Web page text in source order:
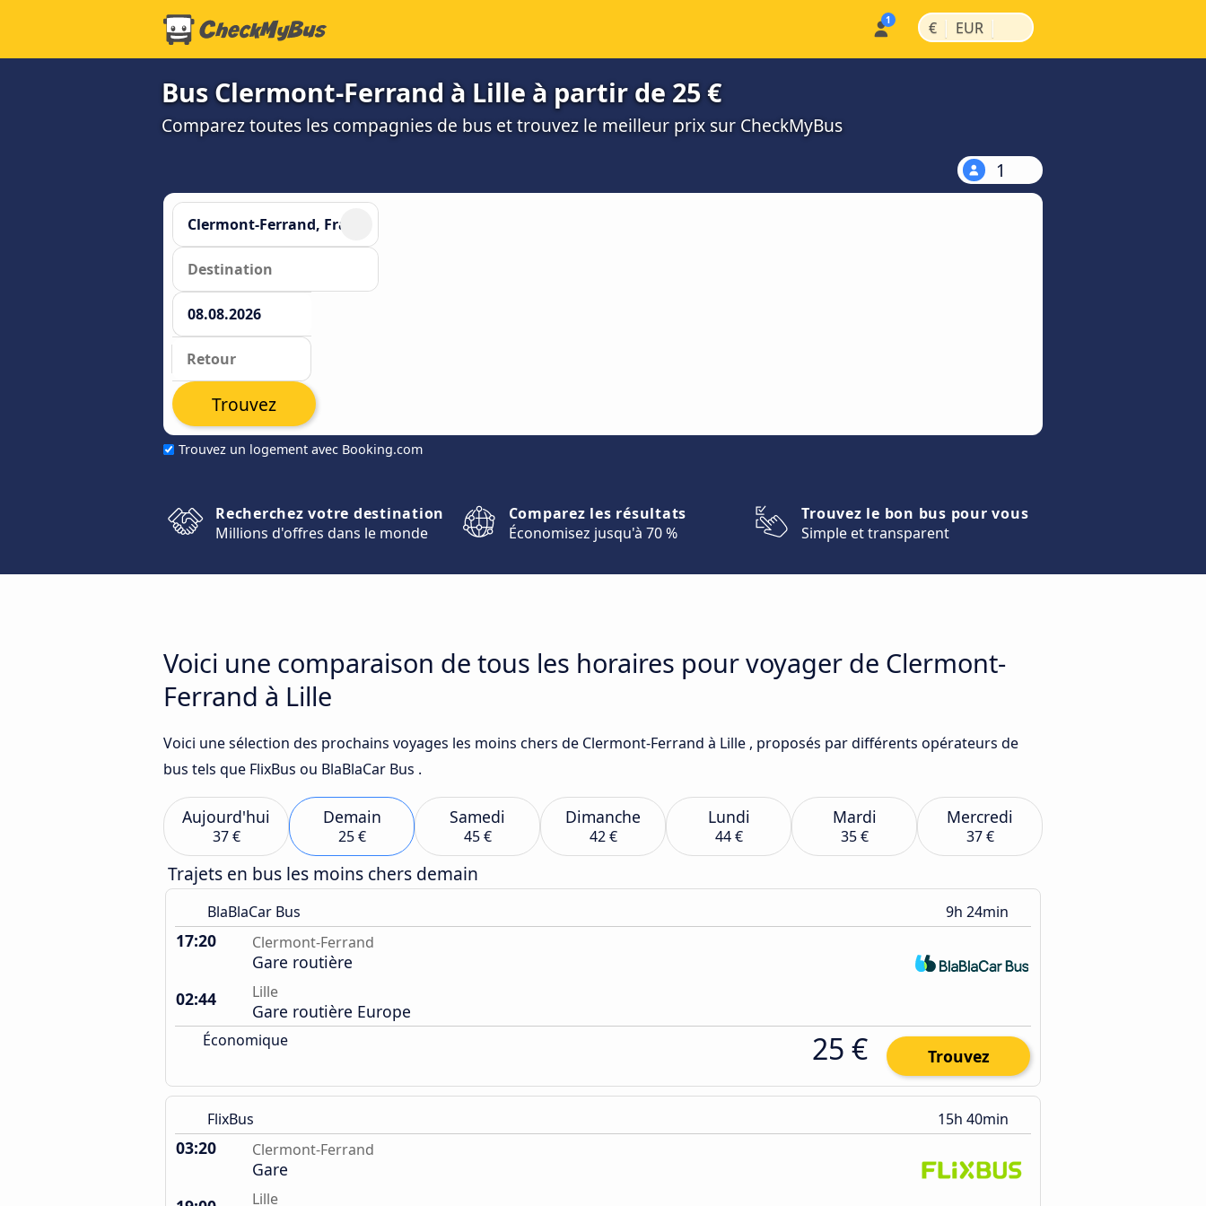
€ | EUR |
Bus Clermont-Ferrand à Lille à partir de 25 €
Comparez toutes les compagnies de bus et trouvez le meilleur prix sur CheckMyBus
1
Trouvez un logement avec Booking.com
Trouvez
Recherchez votre destination
Millions d'offres dans le monde
Comparez les résultats
Économisez jusqu'à 70 %
Trouvez le bon bus pour vous
Simple et transparent
Voici une comparaison de tous les horaires pour voyager de Clermont-
Ferrand à Lille
Voici une sélection des prochains voyages les moins chers de Clermont-Ferrand à Lille , proposés par différents opérateurs de
bus tels que FlixBus ou BlaBlaCar Bus .
Aujourd'hui
37 €
Demain
25 €
Samedi
45 €
Dimanche
42 €
Lundi
44 €
Mardi
35 €
Mercredi
37 €
Trajets en bus les moins chers demain
BlaBlaCar Bus 9h 24min
17:20 Clermont-Ferrand
Gare routière
02:44
Lille
Gare routière Europe
Économique 25 € Trouvez
FlixBus 15h 40min
03:20 Clermont-Ferrand
Gare
Lille